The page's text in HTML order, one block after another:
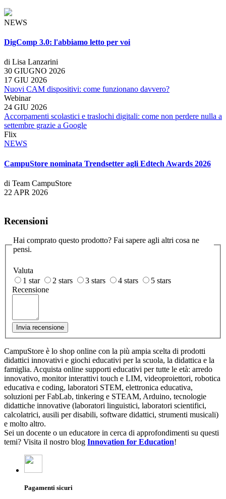
NEWS
DigComp 3.0: l'abbiamo letto per voi
di Lisa Lanzarini
30 GIUGNO 2026
17 GIU 2026
Nuovi CAM dispositivi: come funzionano davvero?
Webinar
24 GIU 2026
Accorpamenti scolastici e traslochi digitali: come non perdere nulla a
settembre grazie a Google
Flix
NEWS
CampuStore nominata Trendsetter agli Edtech Awards 2026
di Team CampuStore
22 APR 2026
Recensioni
Hai comprato questo prodotto? Fai sapere agli altri cosa ne
pensi.
Valuta
1 star
2 stars 3 stars 4 stars
5 stars
Recensione
Invia recensione
CampuStore è lo shop online con la più ampia scelta di prodotti
didattici innovativi e giochi educativi per la scuola, la didattica e la
famiglia. Acquista online supporti educativi per tutte le età: arredo
innovativo, monitor interattivi touch e LIM, videoproiettori, robotica
educativa e coding, laboratori STEM, elettronica educativa,
soluzioni per FabLab, tinkering e STEAM, Arduino, tecnologie
didattiche innovative (laboratori linguistici, laboratori scientifici,
calcolatrici, ausili per disabili, software didattici, strumenti musicali)
e molto altro.
Sei un docente o un educatore in cerca di approfondimenti su questi
temi? Visita il nostro blog Innovation for Education!
Pagamenti sicuri